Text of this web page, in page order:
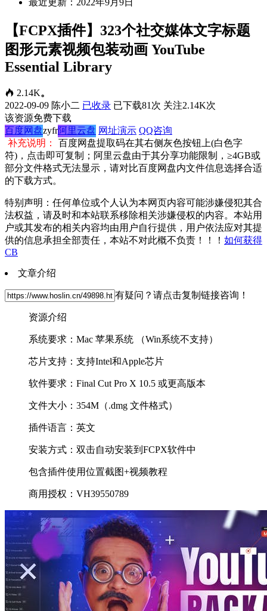
最近更新：2022年9月9日
【FCPX插件】323个社交媒体文字标题
图形元素视频包装动画 YouTube
Essential Library
2.14K。
2022-09-09 陈小二 已收录 已下载81次 关注2.14K次
该资源免费下载
百度网盘zyfr阿里云盘 网址演示 QQ咨询
补充说明：
百度网盘提取码在其右侧灰色按钮上(白色字
符)，点击即可复制；阿里云盘由于其分享功能限制，≥4GB或
部分文件格式无法显示，请对比百度网盘内文件信息选择合适
的下载方式。
特别声明：任何单位或个人认为本网页内容可能涉嫌侵犯其合
法权益，请及时和本站联系移除相关涉嫌侵权的内容。本站用
户或其发布的相关内容均由用户自行提供，用户依法应对其提
供的信息承担全部责任，本站不对此概不负责！！！ 如何获得
CB
文章介绍
有疑问？请点击复制链接咨询！
资源介绍
系统要求：Mac 苹果系统 （Win系统不支持）
芯片支持：支持Intel和Apple芯片
软件要求：Final Cut Pro X 10.5 或更高版本
文件大小：354M（.dmg 文件格式）
插件语言：英文
安装方式：双击自动安装到FCPX软件中
包含插件使用位置截图+视频教程
商用授权：VH39550789